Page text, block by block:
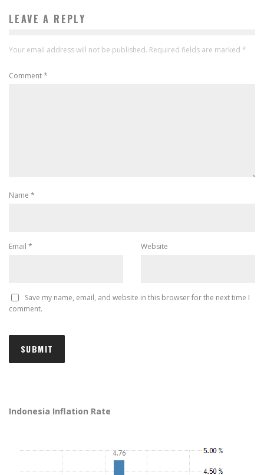
LEAVE A REPLY
Your email address will not be published. Required fields are marked *
Comment*
Name *
Email * Website
Save my name, email, and website in this browser for the next time I
comment.
Indonesia Inflation Rate